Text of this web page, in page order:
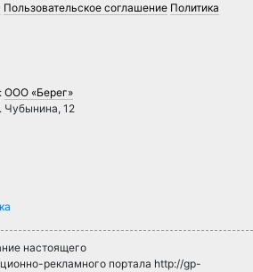
Пользовательское соглашение Политика
ООО «Берег»
Чубынина, 12
настоящего
рекламного портала http://gp-